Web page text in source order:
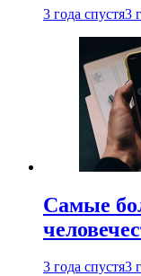
3 года спустя3
Самые
3 года спустя3